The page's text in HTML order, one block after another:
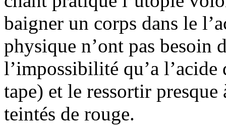
baigner un corps dans le
physique n’ont pas besoin
l’impossibilité qu’a
tape) et le ressortir
teintés de rouge.